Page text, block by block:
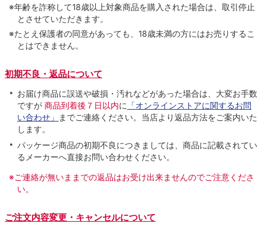
※年齢を詐称して18歳以上対象商品を購入された場合は、取引停止
とさせていただきます。
※たとえ保護者の同意があっても、18歳未満の方にはお売りするこ
とはできません。
初期不良・返品について
お届け商品に誤送や破損・汚れなどがあった場合は、大変お手数
ですが 商品到着後７日以内に 「オンラインストアに関するお問
い合わせ」
までご連絡ください。当店より返品方法をご案内いた
します。
パッケージ商品の初期不良につきましては、商品に記載されてい
るメーカーへ直接お問い合わせください。
※ご連絡が無いままでの返品はお受け出来ませんのでご注意くださ
い。
ご注文内容変更・キャンセルについて